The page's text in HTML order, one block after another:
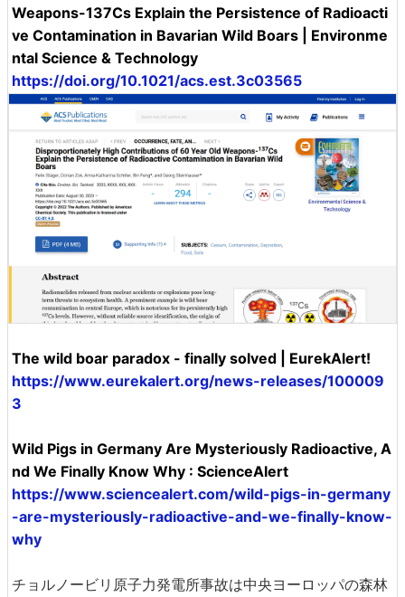
Weapons-137Cs Explain the Persistence of Radioacti
ve Contamination in Bavarian Wild Boars | Environme
ntal Science & Technology
https://doi.org/10.1021/acs.est.3c03565
The wild boar paradox - finally solved | EurekAlert!
https://www.eurekalert.org/news-releases/100009
3
Wild Pigs in Germany Are Mysteriously Radioactive, A
nd We Finally Know Why : ScienceAlert
https://www.sciencealert.com/wild-pigs-in-germany
-are-mysteriously-radioactive-and-we-finally-know-
why
チョルノービリ原子力発電所事故は中央ヨーロッパの森林